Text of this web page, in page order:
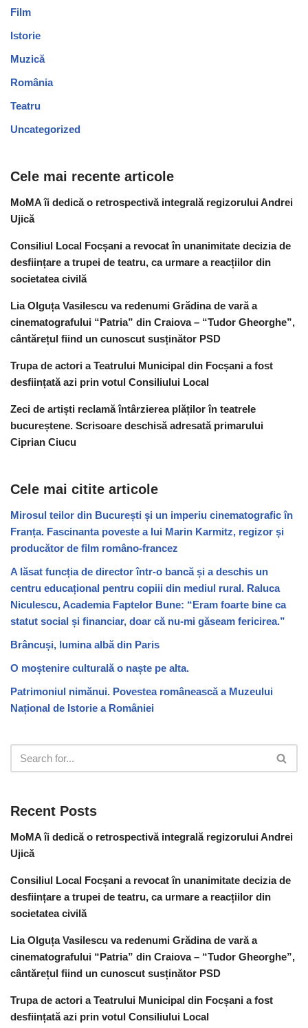
Film
Istorie
Muzică
România
Teatru
Uncategorized
Cele mai recente articole
MoMA îi dedică o retrospectivă integrală regizorului Andrei
Ujică
Consiliul Local Focșani a revocat în unanimitate decizia de
desființare a trupei de teatru, ca urmare a reacțiilor din
societatea civilă
Lia Olguța Vasilescu va redenumi Grădina de vară a
cinematografului “Patria” din Craiova – “Tudor Gheorghe”,
cântărețul fiind un cunoscut susținător PSD
Trupa de actori a Teatrului Municipal din Focșani a fost
desființată azi prin votul Consiliului Local
Zeci de artiști reclamă întârzierea plăților în teatrele
bucureștene. Scrisoare deschisă adresată primarului
Ciprian Ciucu
Cele mai citite articole
Mirosul teilor din București și un imperiu cinematografic în
Franța. Fascinanta poveste a lui Marin Karmitz, regizor și
producător de film româno-francez
A lăsat funcția de director într-o bancă și a deschis un
centru educațional pentru copiii din mediul rural. Raluca
Niculescu, Academia Faptelor Bune: “Eram foarte bine ca
statut social și financiar, doar că nu-mi găseam fericirea.”
Brâncuși, lumina albă din Paris
O moștenire culturală o naște pe alta.
Patrimoniul nimănui. Povestea românească a Muzeului
Național de Istorie a României
Recent Posts
MoMA îi dedică o retrospectivă integrală regizorului Andrei
Ujică
Consiliul Local Focșani a revocat în unanimitate decizia de
desființare a trupei de teatru, ca urmare a reacțiilor din
societatea civilă
Lia Olguța Vasilescu va redenumi Grădina de vară a
cinematografului “Patria” din Craiova – “Tudor Gheorghe”,
cântărețul fiind un cunoscut susținător PSD
Trupa de actori a Teatrului Municipal din Focșani a fost
desființată azi prin votul Consiliului Local